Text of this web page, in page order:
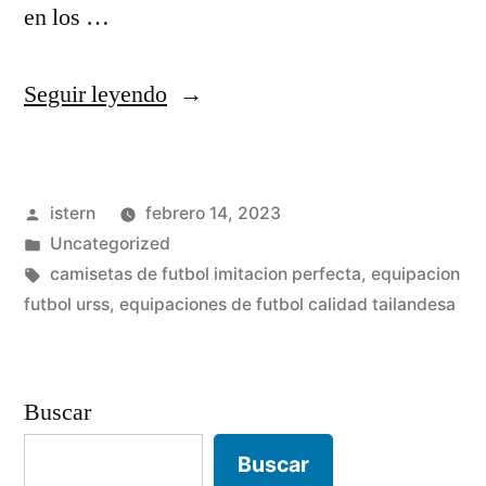
en los …
Seguir leyendo«comprar
online»
Publicado
por
istern
febrero 14, 2023
Publicado
en
Uncategorized
Etiquetas:
camisetas de futbol imitacion perfecta, equipacion
futbol urss, equipaciones de futbol calidad tailandesa
Buscar
Buscar